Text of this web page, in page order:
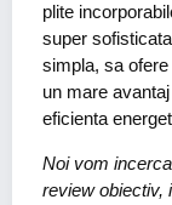
plite
super
simpla, sa
un mare
eficienta
Noi vom
review obiectiv,